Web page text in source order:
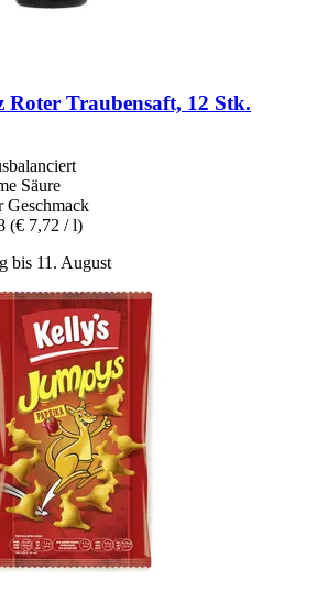
Roter Traubensaft, 12 Stk.
Säure
Geschmack
(€ 7,72 / l)
bis 11. August